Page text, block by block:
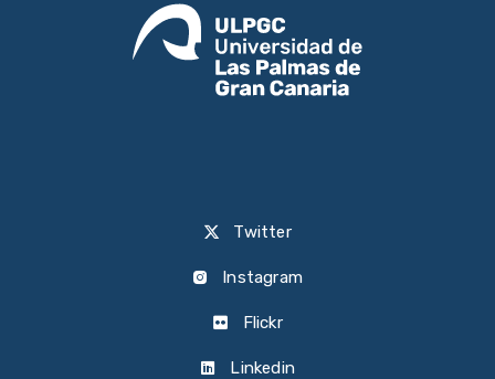
Twitter
Instagram
Flickr
Linkedin